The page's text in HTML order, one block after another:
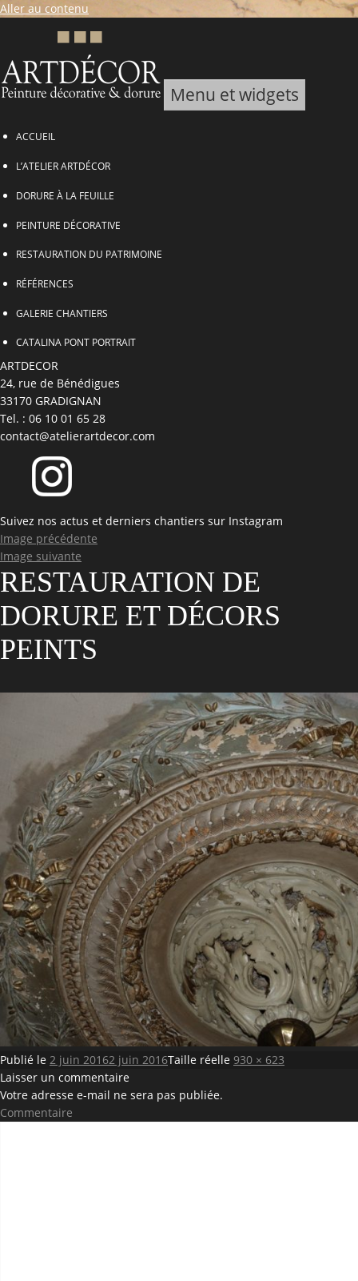
Aller au contenu
Menu et widgets
ACCUEIL
L’ATELIER ARTDÉCOR
DORURE À LA FEUILLE
PEINTURE DÉCORATIVE
RESTAURATION DU PATRIMOINE
RÉFÉRENCES
GALERIE CHANTIERS
CATALINA PONT PORTRAIT
ARTDECOR
24, rue de Bénédigues
33170 GRADIGNAN
Tel. : 06 10 01 65 28
contact@atelierartdecor.com
Suivez nos actus et derniers chantiers sur Instagram
Image précédente
Image suivante
RESTAURATION DE
DORURE ET DÉCORS
PEINTS
Publié le 2 juin 20162 juin 2016Taille réelle 930 × 623
Laisser un commentaire
Votre adresse e-mail ne sera pas publiée.
Commentaire